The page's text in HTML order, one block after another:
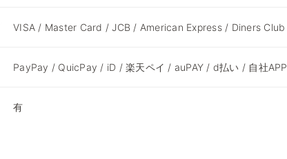
VISA / Master Card / JCB / American Express / Diners Club
PayPay / QuicPay / iD / 楽天ペイ / auPAY / d払い / 自社APP
有